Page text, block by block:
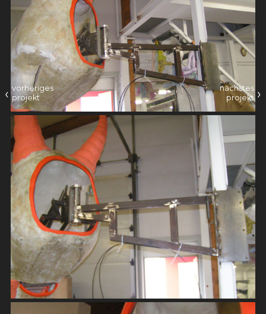
‹ vorheriges
projekt
nächstes
projekt ›